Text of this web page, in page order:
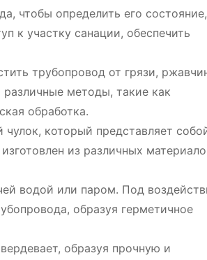
чтобы определить его
к участку санации, обеспечить
трубопровод от грязи,
различные методы, такие как
обработка.
который представляет
из различных
водой или паром. Под
образуя герметичное
образуя прочную и